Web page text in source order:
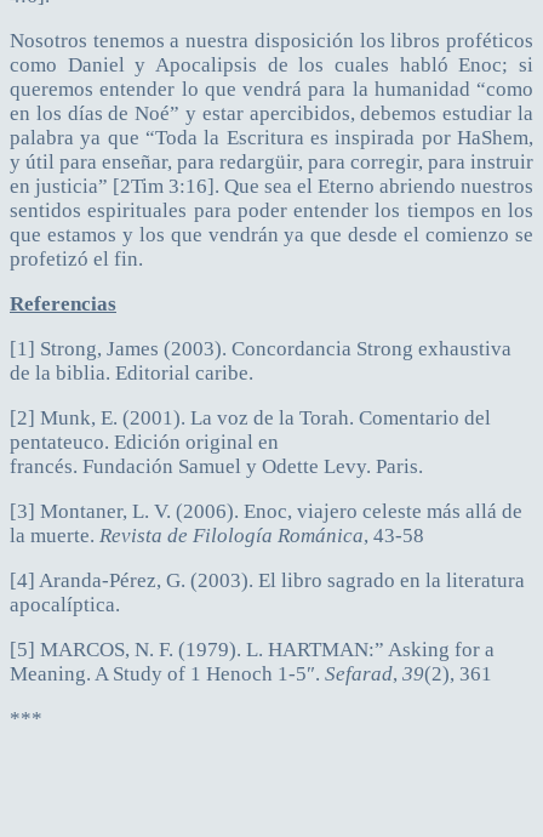
Nosotros tenemos a nuestra disposición los libros proféticos
como Daniel y Apocalipsis de los cuales habló Enoc; si
queremos entender lo que vendrá para la humanidad “como
en los días de Noé” y estar apercibidos, debemos estudiar la
palabra ya que “Toda la Escritura es inspirada por HaShem,
y útil para enseñar, para redargüir, para corregir, para instruir
en justicia” [2Tim 3:16]. Que sea el Eterno abriendo nuestros
sentidos espirituales para poder entender los tiempos en los
que estamos y los que vendrán ya que desde el comienzo se
profetizó el fin.
Referencias
[1] Strong, James (2003). Concordancia Strong exhaustiva
de la biblia. Editorial caribe.
[2] Munk, E. (2001). La voz de la Torah. Comentario del
pentateuco. Edición original en
francés. Fundación Samuel y Odette Levy. Paris.
[3] Montaner, L. V. (2006). Enoc, viajero celeste más allá de
la muerte. Revista de Filología Románica, 43-58
[4] Aranda-Pérez, G. (2003). El libro sagrado en la literatura
apocalíptica.
[5] MARCOS, N. F. (1979). L. HARTMAN:” Asking for a
Meaning. A Study of 1 Henoch 1-5″. Sefarad, 39(2), 361
***